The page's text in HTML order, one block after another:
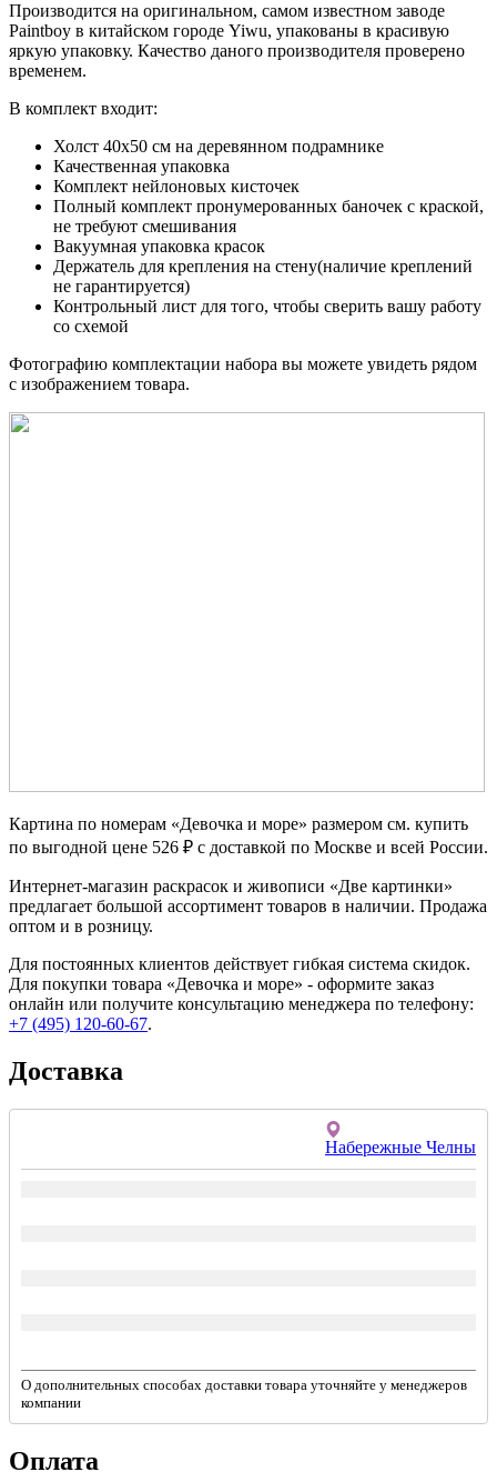
Производится на оригинальном, самом известном заводе
Paintboy в китайском городе Yiwu, упакованы в красивую
яркую упаковку. Качество даного производителя проверено
временем.
В комплект входит:
Холст 40x50 см на деревянном подрамнике
Качественная упаковка
Комплект нейлоновых кисточек
Полный комплект пронумерованных баночек с краской,
не требуют смешивания
Вакуумная упаковка красок
Держатель для крепления на стену(наличие креплений
не гарантируется)
Контрольный лист для того, чтобы сверить вашу работу
со схемой
Фотографию комплектации набора вы можете увидеть рядом
с изображением товара.
Картина по номерам «Девочка и море» размером см. купить
по выгодной цене 526 ₽ с доставкой по Москве и всей России.
Интернет-магазин раскрасок и живописи «Две картинки»
предлагает большой ассортимент товаров в наличии. Продажа
оптом и в розницу.
Для постоянных клиентов действует гибкая система скидок.
Для покупки товара «Девочка и море» - оформите заказ
онлайн или получите консультацию менеджера по телефону:
+7 (495) 120-60-67.
Доставка
Набережные Челны
О дополнительных способах доставки товара уточняйте у менеджеров
компании
Оплата